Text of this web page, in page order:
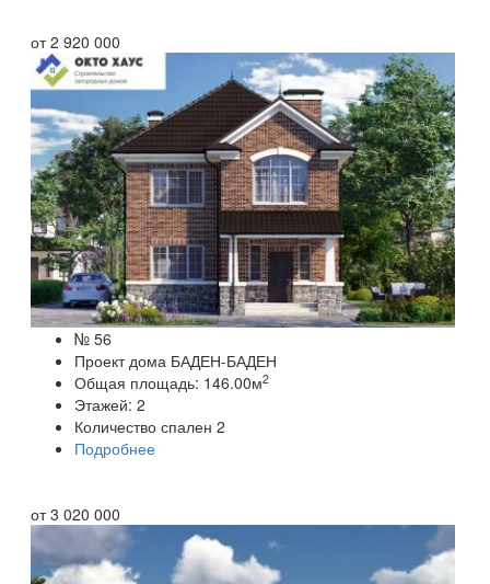
от2 920 000
№ 56
Проект дома БАДЕН-БАДЕН
Общая площадь: 146.00м2
Этажей: 2
Количество спален 2
Подробнее
от3 020 000